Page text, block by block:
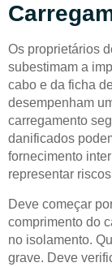
Os proprietários
subestimam a
cabo e da ficha
desempenham
carregamento
danificados
fornecimento
representar
Deve começar
comprimento do
no isolamento.
grave. Deve